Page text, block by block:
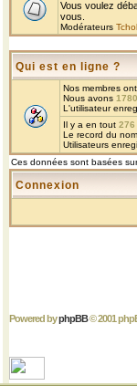
Vous voulez
vous.
Modérateurs
Qui est en ligne ?
Nos membres
Nous avons
L'utilisateur
Il y a en tout 276
Le record du
Utilisateurs
Ces données sont basées
Connexion
Powered byphpBB© 2001